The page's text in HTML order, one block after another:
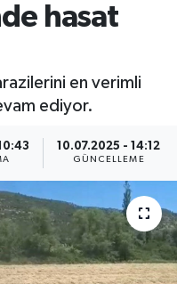
hasat
en verimli
ediyor.
10.07.2025 - 14:12
GÜNCELLEME